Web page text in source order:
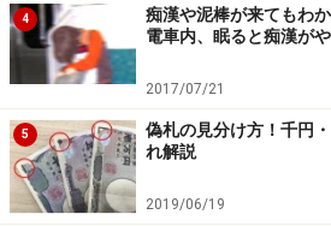
ものです。わが子が万引きで捕ま
育が足りなかったと後悔する前に
ておくことが望ましいでしょう。
※記事内容は執筆時点のものです。最新
い。
4
痴漢や泥棒が来てもわ
電車内、眠ると痴漢が
2017/07/21
5
偽札の見分け方！千円
れ解説
2019/06/19